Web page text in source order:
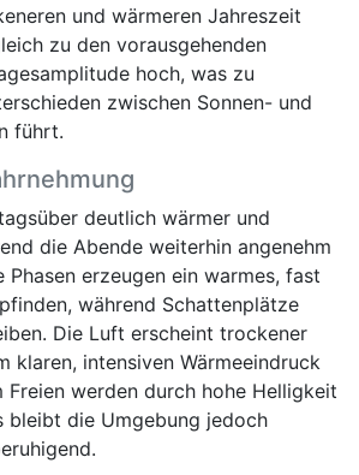
und wärmeren Jahreszeit
zu den vorausgehenden
hoch, was zu
zwischen Sonnen- und
führt.
deutlich wärmer und
die Abende weiterhin angenehm
Phasen erzeugen ein warmes, fast
während Schattenplätze
Die Luft erscheint trockener
klaren, intensiven Wärmeeindruck
werden durch hohe Helligkeit
bleibt die Umgebung jedoch